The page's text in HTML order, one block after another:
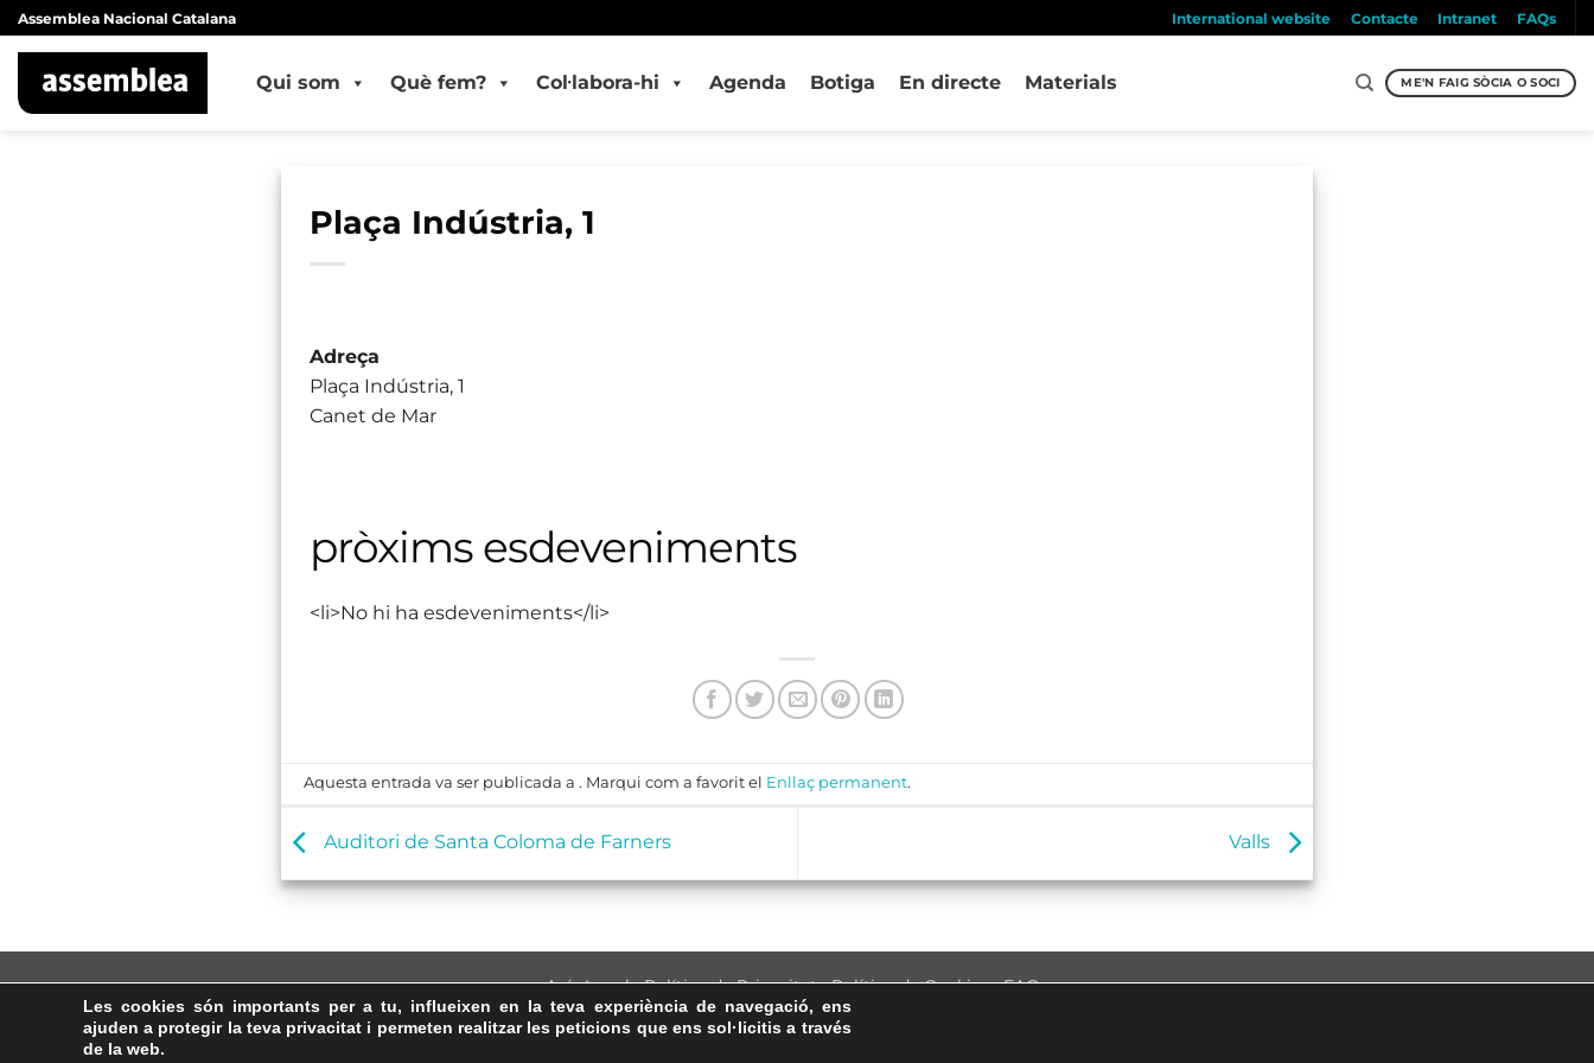
Skip
to
content
Assemblea Nacional Catalana International website Contacte Intranet FAQs
Qui som Què fem? Col·labora-hi Agenda Botiga En directe Materials ME'N FAIG SÒCIA O SOCI
Plaça Indústria, 1
Adreça
Plaça Indústria, 1
Canet de Mar
pròxims esdeveniments
<li>No hi ha esdeveniments</li>
Aquesta entrada va ser publicada a . Marqui com a favorit el Enllaç permanent.
Auditori de Santa Coloma de Farners Valls
Avís Legal·Política de Privacitat·Política de Cookies·FAQs
ASSEMBLEA NACIONAL CATALANA
Les cookies són importants per a tu, influeixen en la teva experiència de navegació, ens
ajuden a protegir la teva privacitat i permeten realitzar les peticions que ens sol·licitis a través
de la web.